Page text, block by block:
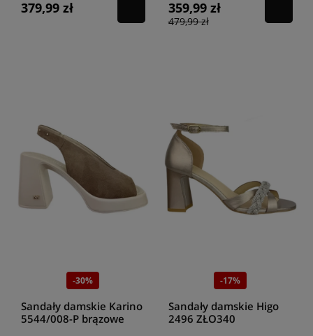
379,99 zł 359,99 zł
479,99 zł
-30%
Sandały damskie Karino
5544/008-P brązowe
-17%
Sandały damskie Higo
2496 ZŁO340